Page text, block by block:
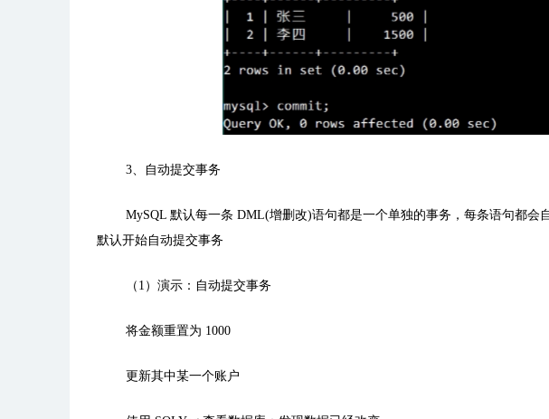
3、自动提交事务
MySQL 默认每一条 DML(增删改)语句都是一个单独的事务，每条语句都会
默认开始自动提交事务
（1） 演示： 自动提交事务
将金额重置为 1000
更新其中某一个账户